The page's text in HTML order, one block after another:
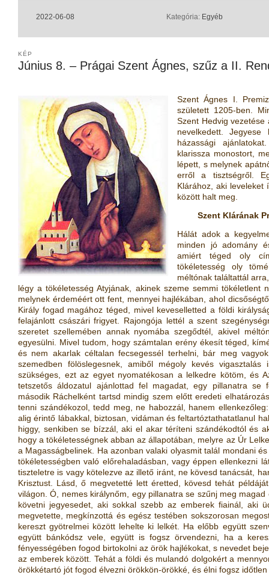
2022-06-08 Kategória: Egyéb
Június 8. – Prágai Szent Ágnes, szűz a II.
KÉP
Szent Ágnes I.
született 1205-ben.
Szent Hedvig
nevelkedett.
házassági
klarissza monostort,
lépett, s melynek
erről a tisztségről.
Klárához, aki leveleket
között halt meg.
Szent Klárának
Hálát adok a
minden jó adomány
amiért téged oly
tökéletesség oly
méltónak találtattál
légy a tökéletesség Atyjának, akinek szeme semmi tökéletlent
melynek érdeméért ott fent, mennyei hajlékában, ahol
Király fogad magához téged, mivel keveselletted a földi
felajánlott császári frigyet. Rajongója lettél a szent
szeretet szellemében annak nyomába szegődtél, akivel
egyesülni. Mivel tudom, hogy számtalan erény ékesít téged,
és nem akarlak céltalan fecsegessél terhelni, bár meg
szemedben fölöslegesnek, amiből mégoly kevés
szükséges, ezt az egyet nyomatékosan a lelkedre kötöm, és
tetszetős áldozatul ajánlottad fel magadat, egy pillanatra se
második Ráchelként tartsd mindig szem előtt eredeti
tenni szándékozol, tedd meg, ne habozzál, hanem
alig érintő lábakkal, biztosan, vidáman és feltartóztathatatlanul
higgy, senkiben se bízzál, aki el akar téríteni szándékodtól és
hogy a tökéletességnek abban az állapotában, melyre az Úr
a Magasságbelinek. Ha azonban valaki olyasmit talál mondani
tökéletességben való előrehaladásban, vagy éppen ellenkezni
tiszteletre is vagy kötelezve az illető iránt, ne kövesd tanácsát,
Krisztust. Lásd, ő megvetetté lett éretted, kövesd tehát
világon. Ó, nemes királynőm, egy pillanatra se szűnj meg
követni jegyesedet, aki sokkal szebb az emberek fiainál, aki
megvetette, megkínzottá és egész testében sokszorosan
kereszt gyötrelmei között lehelte ki lelkét. Ha előbb együtt
együtt bánkódsz vele, együtt is fogsz örvendezni, ha a
fényességében fogod birtokolni az örök hajlékokat, s nevedet
az emberek között. Tehát a földi és mulandó dolgokért a
örökkétartó jót fogod élvezni örökkön-örökké, és élni fogsz